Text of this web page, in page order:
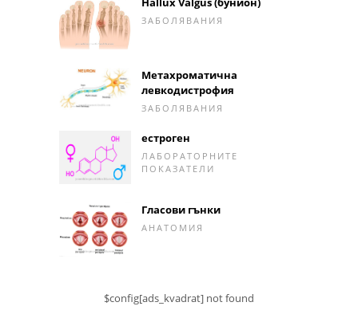
ЗАБОЛЯВАНИЯ
Метахроматична
левкодистрофия
ЗАБОЛЯВАНИЯ
естроген
ЛАБОРАТОРНИТЕ
ПОКАЗАТЕЛИ
Гласови гънки
АНАТОМИЯ
$config[ads_kvadrat] not found